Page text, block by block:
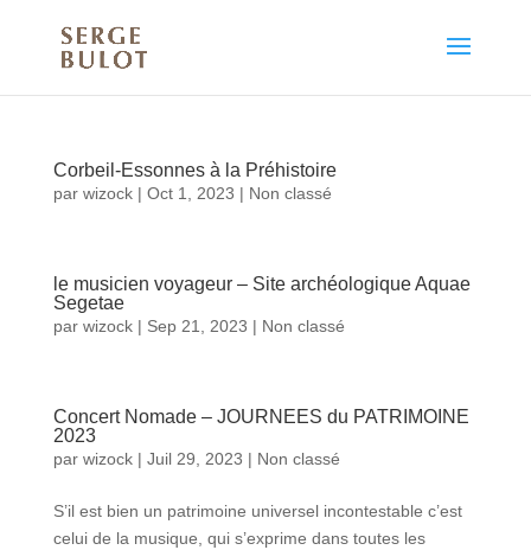
Corbeil-Essonnes à la Préhistoire
par wizock| Oct 1, 2023 | Non classé
le musicien voyageur – Site archéologique Aquae
Segetae
par wizock| Sep 21, 2023 | Non classé
Concert Nomade – JOURNEES du PATRIMOINE
2023
par wizock| Juil 29, 2023 | Non classé
S’il est bien un patrimoine universel incontestable c’est
celui de la musique, qui s’exprime dans toutes les